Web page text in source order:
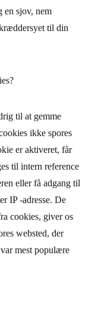
en sjov, nem
til din
til at gemme
ikke spores
er aktiveret, får
til intern reference
eller få adgang til
IP -adresse. De
cookies, giver os
websted, der
mest populære